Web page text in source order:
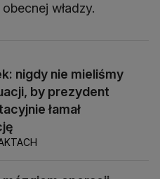
władzy.
nigdy nie mieliśmy
by prezydent
łamał